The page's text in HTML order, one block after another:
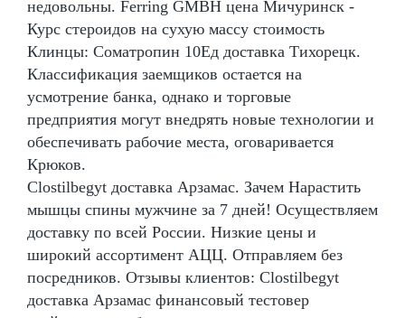
недовольны. Ferring GMBH цена Мичуринск -
Курс стероидов на сухую массу стоимость
Клинцы: Cоматропин 10Ед доставка Тихорецк.
Классификация заемщиков остается на
усмотрение банка, однако и торговые
предприятия могут внедрять новые технологии и
обеспечивать рабочие места, оговаривается
Крюков.
Clostilbegyt доставка Арзамас. Зачем Нарастить
мышцы спины мужчине за 7 дней! Осуществляем
доставку по всей России. Низкие цены и
широкий ассортимент АЦЦ. Отправляем без
посредников. Отзывы клиентов: Clostilbegyt
доставка Арзамас финансовый тестовер